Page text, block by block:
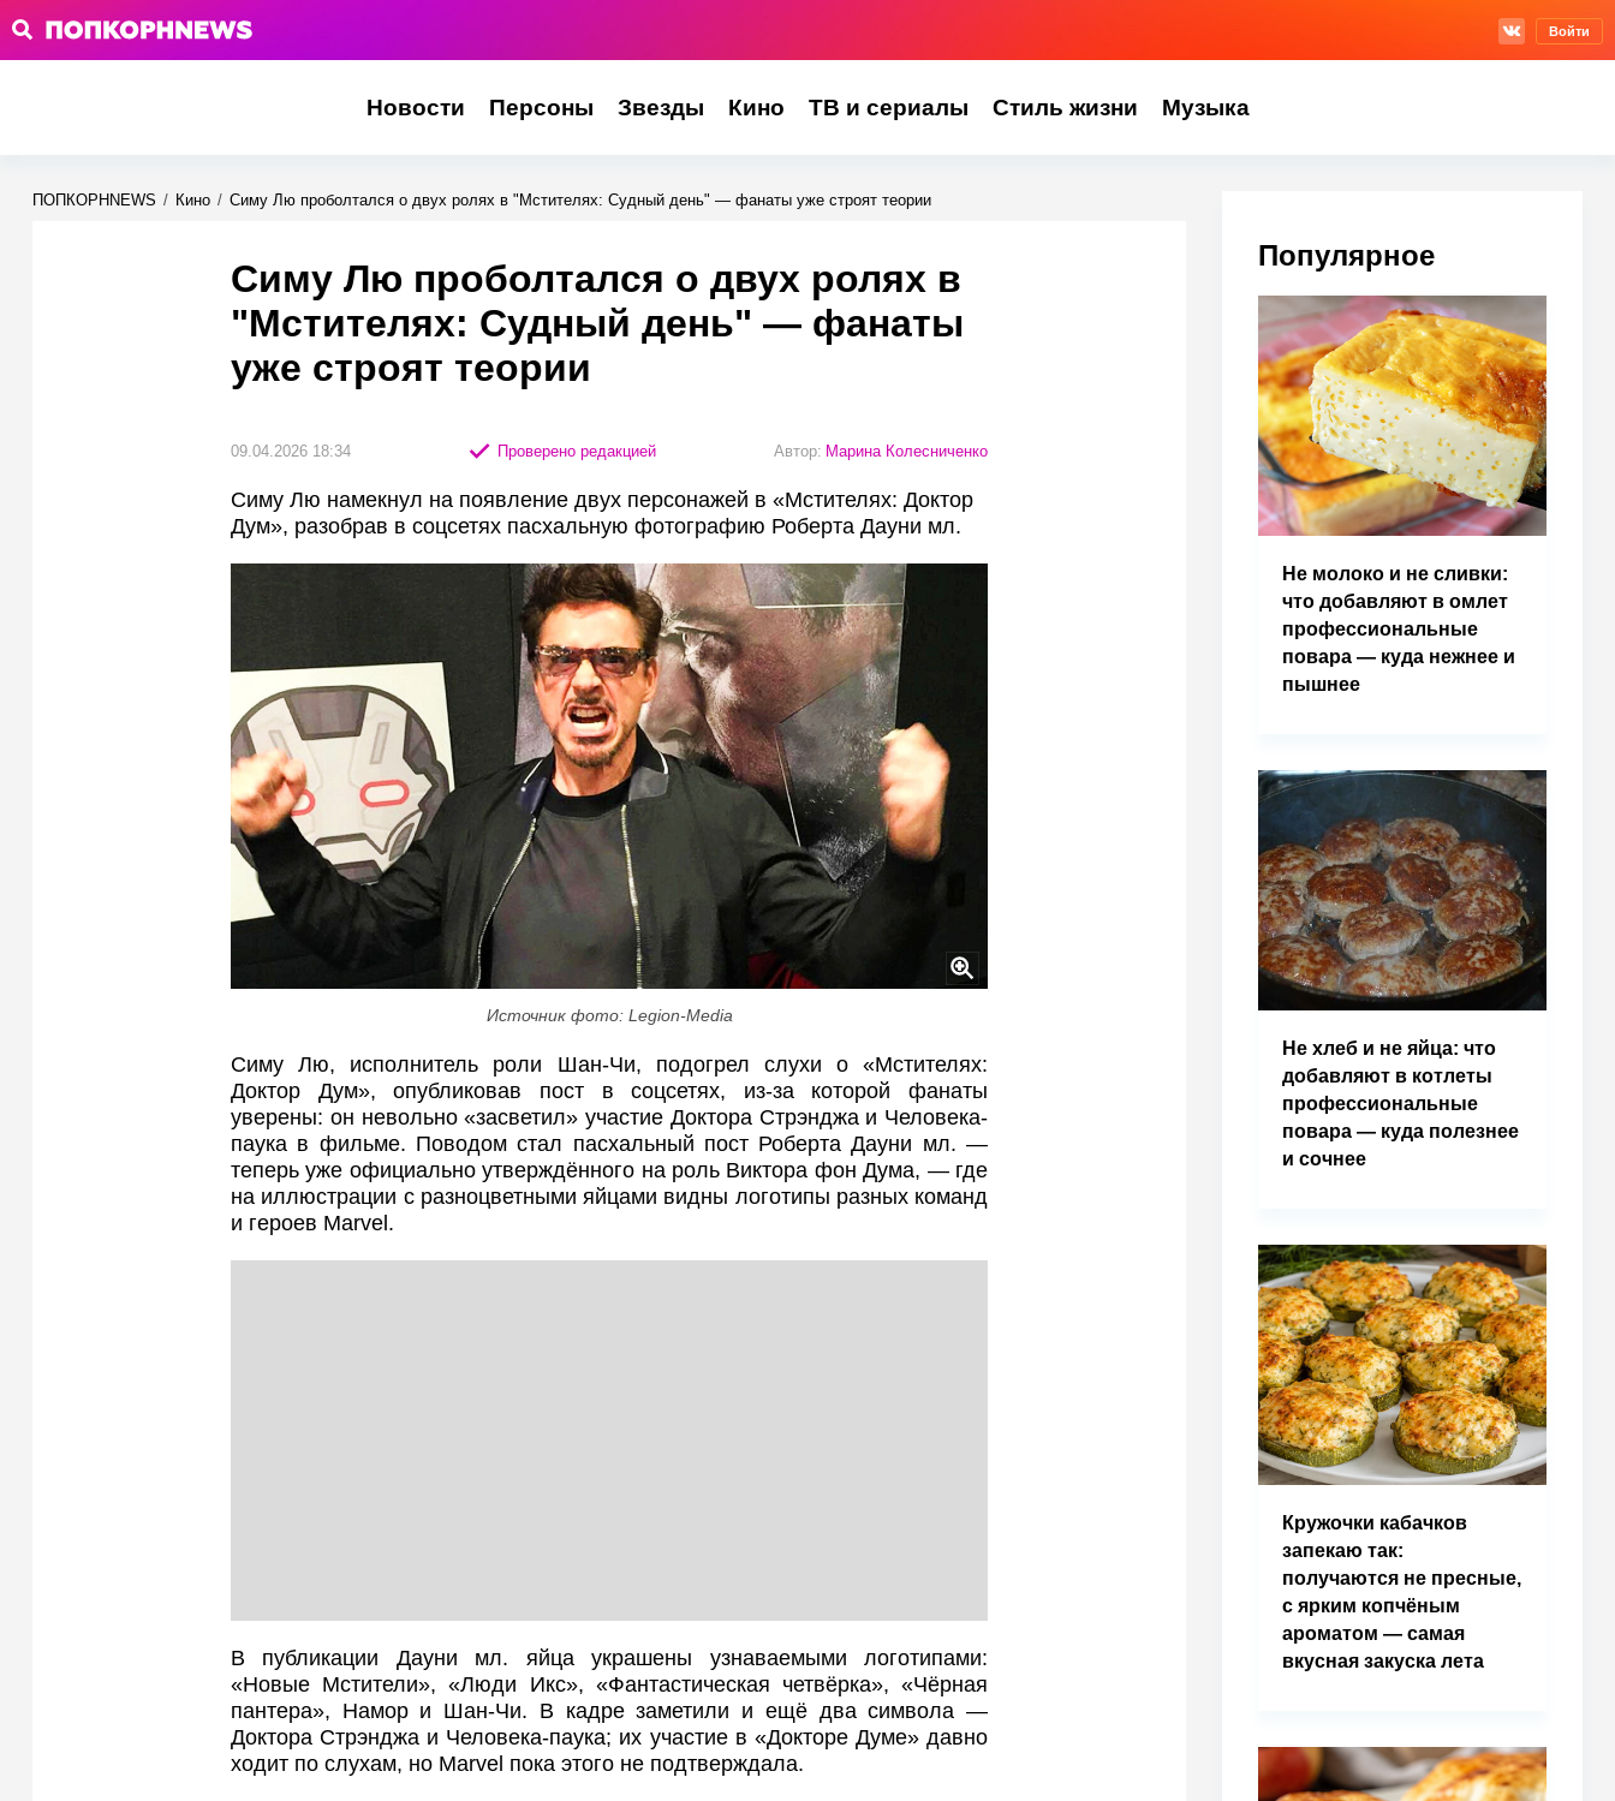
Войти
Новости Персоны Звезды Кино ТВ и сериалы Стиль жизни Музыка
ПОПКОРНNEWS / Кино / Симу Лю проболтался о двух ролях в "Мстителях: Судный день" — фанаты уже строят теории
Симу Лю проболтался о двух ролях в
"Мстителях: Судный день" — фанаты
уже строят теории
09.04.2026 18:34 Проверено редакцией Автор: Марина Колесниченко
Симу Лю намекнул на появление двух персонажей в «Мстителях: Доктор
Дум», разобрав в соцсетях пасхальную фотографию Роберта Дауни мл.
Источник фото: Legion-Media
Симу Лю, исполнитель роли Шан-Чи, подогрел слухи о «Мстителях:
Доктор Дум», опубликовав пост в соцсетях, из-за которой фанаты
уверены: он невольно «засветил» участие Доктора Стрэнджа и Человека-
паука в фильме. Поводом стал пасхальный пост Роберта Дауни мл. —
теперь уже официально утверждённого на роль Виктора фон Дума, — где
на иллюстрации с разноцветными яйцами видны логотипы разных команд
и героев Marvel.
В публикации Дауни мл. яйца украшены узнаваемыми логотипами:
«Новые Мстители», «Люди Икс», «Фантастическая четвёрка», «Чёрная
пантера», Намор и Шан-Чи. В кадре заметили и ещё два символа —
Доктора Стрэнджа и Человека-паука; их участие в «Докторе Думе» давно
ходит по слухам, но Marvel пока этого не подтверждала.
Популярное
Не молоко и не сливки:
что добавляют в омлет
профессиональные
повара — куда нежнее и
пышнее
Не хлеб и не яйца: что
добавляют в котлеты
профессиональные
повара — куда полезнее
и сочнее
Кружочки кабачков
запекаю так:
получаются не пресные,
с ярким копчёным
ароматом — самая
вкусная закуска лета